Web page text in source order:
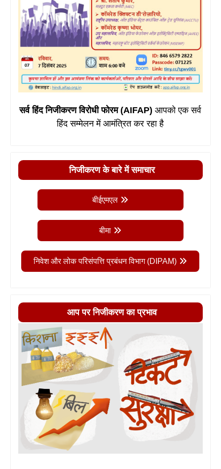
सर्व हिंद निजीकरण विरोधी फोरम (AIFAP)आपको एक सर्व
हिंद सम्मेलन में आमंत्रित कर रहा है
निजीकरण के बारे में समाचार
बीईएमएल
बीमा
निवेश और लोक परिसंपत्ति प्रबंधन विभाग (DIPAM)
आप पर निजीकरण का प्रभाव